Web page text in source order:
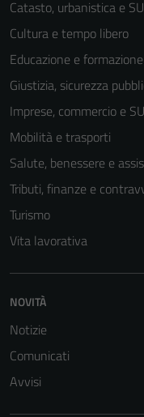
Catasto, urbanistica e
Cultura e tempo libero
Educazione e formazione
Giustizia, sicurezza
Imprese, commercio e
Mobilità e trasporti
Salute, benessere e
Tributi, finanze e
Turismo
Vita lavorativa
NOVITÀ
Notizie
Comunicati
Avvisi